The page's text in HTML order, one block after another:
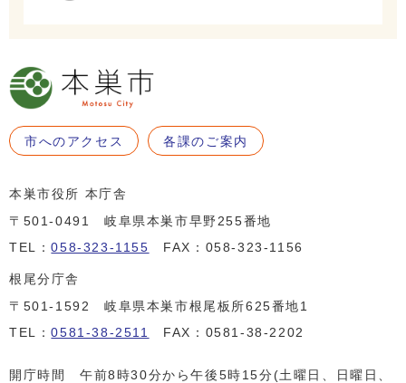
市へのアクセス 各課のご案内
本巣市役所 本庁舎
〒501-0491 岐阜県本巣市早野255番地
TEL：058-323-1155 FAX：058-323-1156
根尾分庁舎
〒501-1592 岐阜県本巣市根尾板所625番地1
TEL：0581-38-2511 FAX：0581-38-2202
開庁時間 午前8時30分から午後5時15分(土曜日、日曜日、